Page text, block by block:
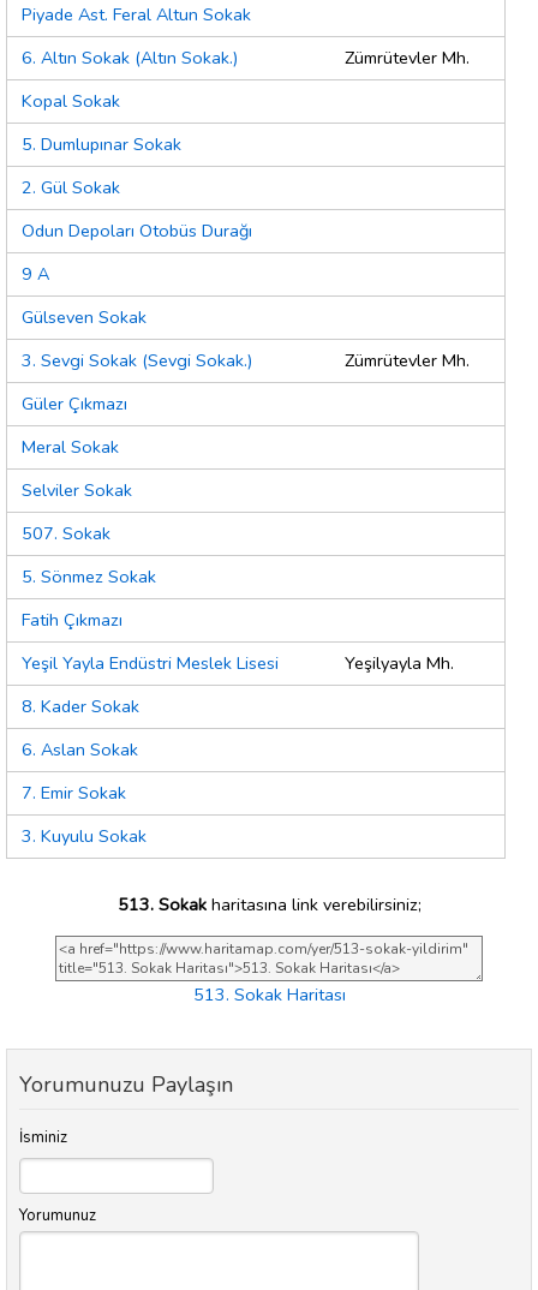
Piyade Ast. Feral Altun Sokak
6. Altın Sokak (Altın Sokak.)
Zümrütevler Mh.
Kopal Sokak
5. Dumlupınar Sokak
2. Gül Sokak
Odun Depoları Otobüs Durağı
9 A
Gülseven Sokak
3. Sevgi Sokak (Sevgi Sokak.)
Zümrütevler Mh.
Güler Çıkmazı
Meral Sokak
Selviler Sokak
507. Sokak
5. Sönmez Sokak
Fatih Çıkmazı
Yeşil Yayla Endüstri Meslek Lisesi
Yeşilyayla Mh.
8. Kader Sokak
6. Aslan Sokak
7. Emir Sokak
3. Kuyulu Sokak
513. Sokakharitasına link verebilirsiniz;
513. Sokak Haritası
Yorumunuzu Paylaşın
İsminiz
Yorumunuz